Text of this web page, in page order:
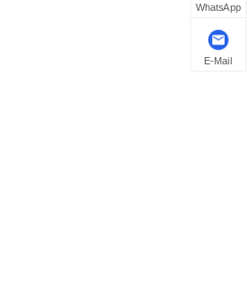
WhatsApp
E-Mail